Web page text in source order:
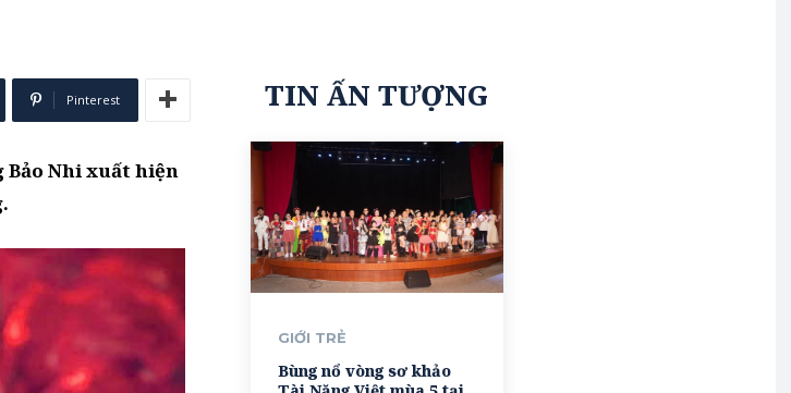
Pinterest
Bảo Nhi xuất hiện
TIN ẤN TƯỢNG
GIỚI TRẺ
Bùng nổ vòng sơ khảo